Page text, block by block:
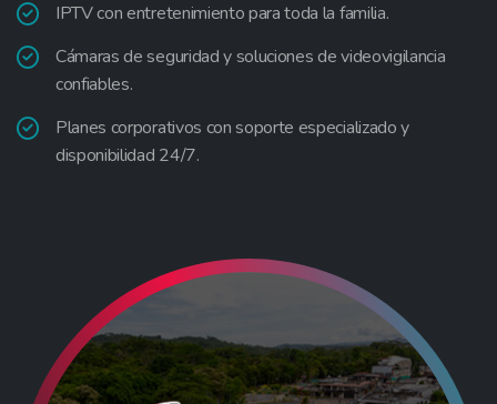
IPTV con entretenimiento para toda la familia.
Cámaras de seguridad y soluciones de videovigilancia
confiables.
Planes corporativos con soporte especializado y
disponibilidad 24/7.